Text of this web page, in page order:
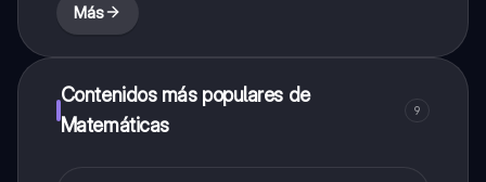
Más
Contenidos más populares de
Matemáticas
9